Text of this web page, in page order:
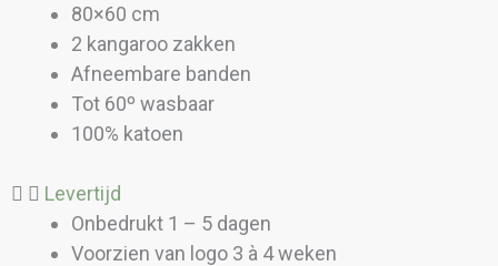
80×60 cm
2 kangaroo zakken
Afneembare banden
Tot 60º wasbaar
100% katoen
Levertijd
Onbedrukt 1 – 5 dagen
Voorzien van logo 3 à 4 weken